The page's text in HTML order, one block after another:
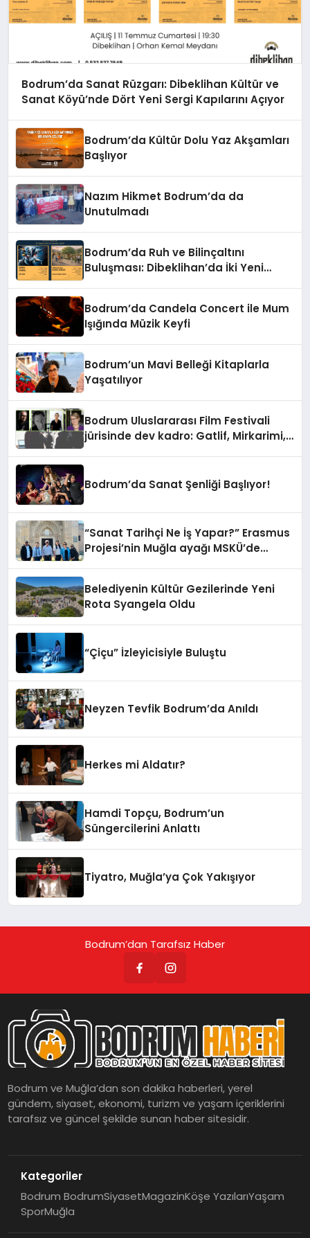
Bodrum’da Sanat Rüzgarı: Dibeklihan Kültür ve
Sanat Köyü’nde Dört Yeni Sergi Kapılarını Açıyor
Bodrum’da Kültür Dolu Yaz Akşamları
Başlıyor
Nazım Hikmet Bodrum’da da
Unutulmadı
Bodrum’da Ruh ve Bilinçaltını
Buluşması: Dibeklihan’da İki Yeni
Bodrum’da Candela Concert ile Mum
Işığında Müzik Keyfi
Bodrum’un Mavi Belleği Kitaplarla
Yaşatılıyor
Bodrum Uluslararası Film Festivali
jürisinde dev kadro: Gatlif, Mirkarimi,
Bodrum’da Sanat Şenliği Başlıyor!
“Sanat Tarihçi Ne İş Yapar?” Erasmus
Projesi’nin Muğla ayağı MSKÜ’de
Belediyenin Kültür Gezilerinde Yeni
Rota Syangela Oldu
“Çiçu” İzleyicisiyle Buluştu
Neyzen Tevfik Bodrum’da Anıldı
Herkes mi Aldatır?
Hamdi Topçu, Bodrum’un
Süngercilerini Anlattı
Tiyatro, Muğla’ya Çok Yakışıyor
Bodrum’dan Tarafsız Haber
Bodrum ve Muğla’dan son dakika haberleri, yerel
gündem, siyaset, ekonomi, turizm ve yaşam içeriklerini
tarafsız ve güncel şekilde sunan haber sitesidir.
Kategoriler
Bodrum BodrumSiyasetMagazinKöşe YazılarıYaşam
SporMuğla